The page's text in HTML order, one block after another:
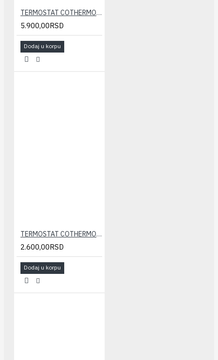
TERMOSTAT COTHERMO C3 RF(bežični, ne programski)
5.900,00RSD
Dodaj u korpu
TERMOSTAT COTHERMO C3(žični, ne programski)
2.600,00RSD
Dodaj u korpu